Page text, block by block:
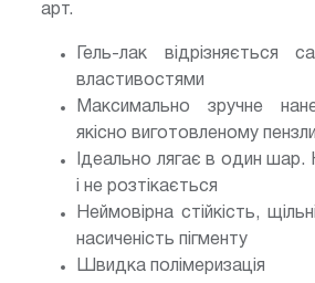
арт.
Гель-лак відрізняється
властивостями
Максимально зручне
якісно виготовленому
Ідеально лягає в один
і не розтікається
Неймовірна стійкість,
насиченість пігменту
Швидка полімеризація